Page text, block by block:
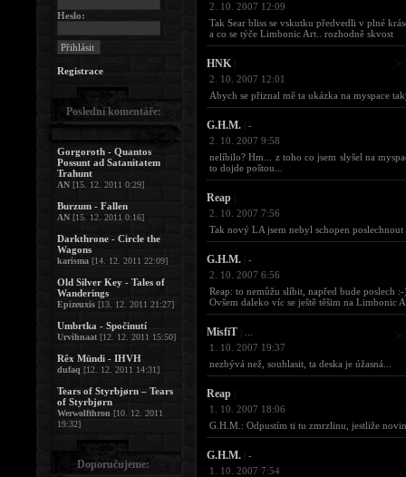
2. 10. 2007 12:09
Tak Sear bliss se vskutku předvedli v plné
a co se týče Limbonic Art.. rozhodně skvost
HNK
2. 10. 2007 12:01
Abych se přiznal mě ta ukázka na myspace
G.H.M.
-
2. 10. 2007 9:58
nelíbilo? Hm... z toho co jsem slyšel na
to dojde poštou...
Reap
2. 10. 2007 7:56
Tak nový LA jsem nebyl schopen
G.H.M.
-
2. 10. 2007 6:56
Reap: to nemůžu slíbit, napřed bude poslech
Ovšem daleko víc se ještě těšim na Limbonic
MisfiT
1. 10. 2007 19:37
nezbývá než, souhlasit, ta deska je úžasná...
Reap
1. 10. 2007 18:06
G.H.M.: Odpustím ti tu zmrzlinu, jestliže
G.H.M.
-
1. 10. 2007 7:54
Heslo:
Registrace
Poslední komentáře:
Gorgoroth - Quantos
Possunt ad Satanitatem
Trahunt
AN [15. 12. 2011 0:29]
Burzum - Fallen
AN [15. 12. 2011 0:16]
Darkthrone - Circle the
Wagons
karisma [14. 12. 2011 22:09]
Old Silver Key - Tales of
Wanderings
Epizeuxis [13. 12. 2011 21:27]
Umbrtka - Spočinutí
Urvihnaat [12. 12. 2011 15:50]
Rêx Mündi - IHVH
dufaq [12. 12. 2011 14:31]
Tears of Styrbjørn – Tears
of Styrbjørn
Werwolfthron [10. 12. 2011
19:32]
Doporučujeme: